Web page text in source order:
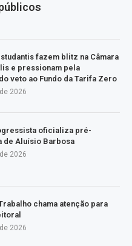
fazem blitz na Câmara
e pressionam pela
veto ao Fundo da Tarifa Zero
2026
oficializa pré-
de Aluísio Barbosa
2026
chama atenção para
2026